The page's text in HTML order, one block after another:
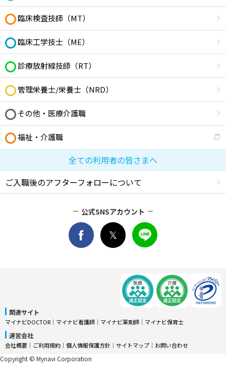
臨床検査技師（MT）
臨床工学技士（ME）
診療放射線技師（RT）
管理栄養士/栄養士（NRD）
その他・医療介護職
福祉・介護職
全ての利用者の皆さまへ
ご入職後のアフターフォローについて
公式SNSアカウント
関連サイト
マイナビDOCTOR │ マイナビ看護師 │ マイナビ薬剤師 │ マイナビ保育士
運営会社
会社概要 │ ご利用規約 │ 個人情報保護方針 │ サイトマップ │ お問い合わせ
Copyright © Mynavi Corporation